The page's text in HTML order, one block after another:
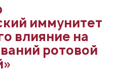
иммунитет
влияние на
ротовой